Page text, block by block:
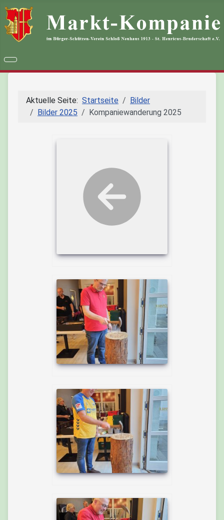
Aktuelle Seite: Startseite
Bilder
Bilder 2025
Kompaniewanderung 2025